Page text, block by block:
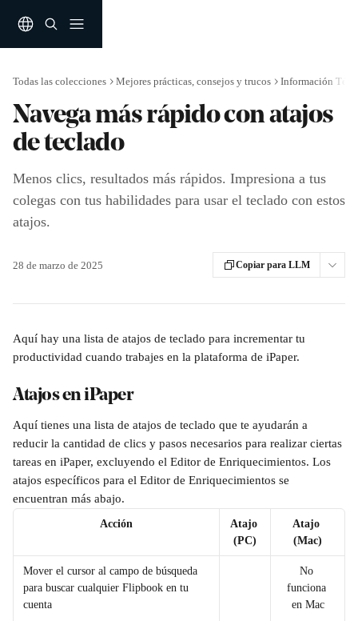
Todas las colecciones Mejores prácticas, consejos y trucos Información
Navega más rápido con atajos
de teclado
Menos clics, resultados más rápidos. Impresiona a tus
colegas con tus habilidades para usar el teclado con estos
atajos.
28 de marzo de 2025 Copiar para LLM
Aquí hay una lista de atajos de teclado para incrementar tu
productividad cuando trabajes en la plataforma de iPaper.
Atajos en iPaper
Aquí tienes una lista de atajos de teclado que te ayudarán a
reducir la cantidad de clics y pasos necesarios para realizar ciertas
tareas en iPaper, excluyendo el Editor de Enriquecimientos. Los
atajos específicos para el Editor de Enriquecimientos se
encuentran más abajo.
Acción
Atajo
(PC)
Atajo
(Mac)
Mover el cursor al campo de búsqueda
para buscar cualquier Flipbook en tu
cuenta
No
funciona
en Mac